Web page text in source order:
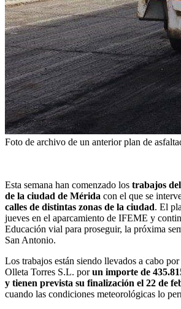
Foto de archivo de un anterior plan de
Esta semana han comenzado los trabajos
de la ciudad de Mérida con el que se
calles de distintas zonas de la ciudad. El
jueves en el aparcamiento de IFEME y
Educación vial para proseguir, la próxima
San Antonio.
Los trabajos están siendo llevados a cabo
Olleta Torres S.L. porun importe de
y tienen prevista su finalización el 22 de
cuando las condiciones meteorológicas lo